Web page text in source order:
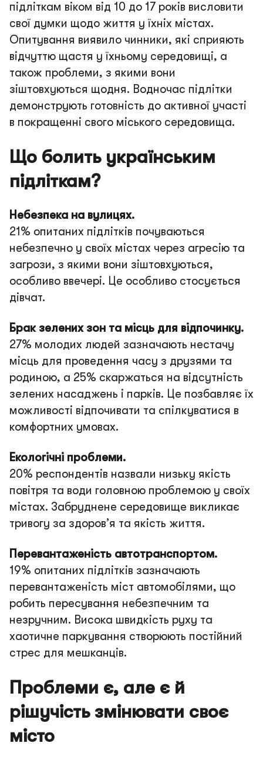
підліткам віком від 10 до 17 років висловити
свої думки щодо життя у їхніх містах.
Опитування виявило чинники, які сприяють
відчуттю щастя у їхньому середовищі, а
також проблеми, з якими вони
зіштовхуються щодня. Водночас підлітки
демонструють готовність до активної участі
в покращенні свого міського середовища.
Що болить українським
підліткам?
Небезпека на вулицях.
21% опитаних підлітків почуваються
небезпечно у своїх містах через агресію та
загрози, з якими вони зіштовхуються,
особливо ввечері. Це особливо стосується
дівчат.
Брак зелених зон та місць для відпочинку.
27% молодих людей зазначають нестачу
місць для проведення часу з друзями та
родиною, а 25% скаржаться на відсутність
зелених насаджень і парків. Це позбавляє їх
можливості відпочивати та спілкуватися в
комфортних умовах.
Екологічні проблеми.
20% респондентів назвали низьку якість
повітря та води головною проблемою у своїх
містах. Забруднене середовище викликає
тривогу за здоров’я та якість життя.
Перевантаженість автотранспортом.
19% опитаних підлітків зазначають
перевантаженість міст автомобілями, що
робить пересування небезпечним та
незручним. Висока швидкість руху та
хаотичне паркування створюють постійний
стрес для мешканців.
Проблеми є, але є й
рішучість змінювати своє
місто